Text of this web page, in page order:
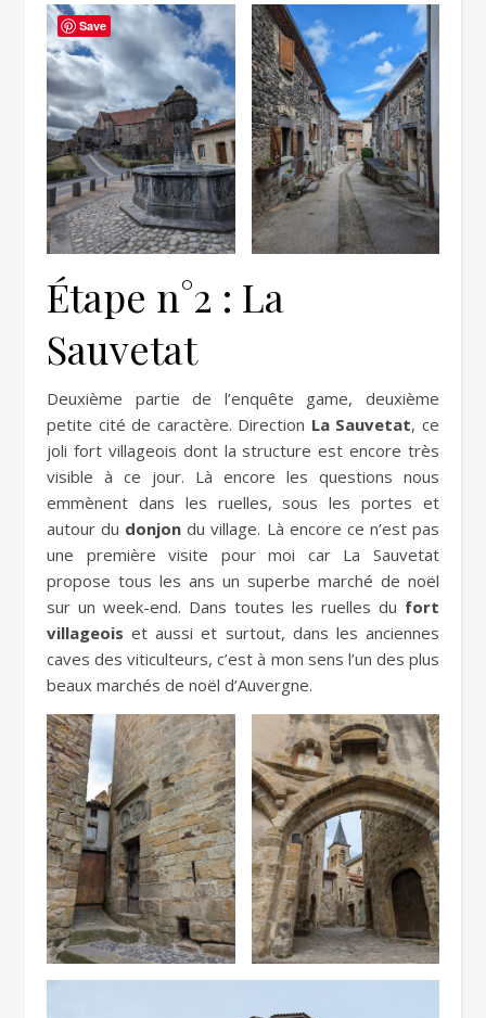
Étape n°2 : La
Sauvetat
Deuxième partie de l’enquête game, deuxième
petite cité de caractère. Direction La Sauvetat, ce
joli fort villageois dont la structure est encore très
visible à ce jour. Là encore les questions nous
emmènent dans les ruelles, sous les portes et
autour du donjon du village. Là encore ce n’est pas
une première visite pour moi car La Sauvetat
propose tous les ans un superbe marché de noël
sur un week-end. Dans toutes les ruelles du fort
villageoiset aussi et surtout, dans les anciennes
caves des viticulteurs, c’est à mon sens l’un des plus
beaux marchés de noël d’Auvergne.
Save